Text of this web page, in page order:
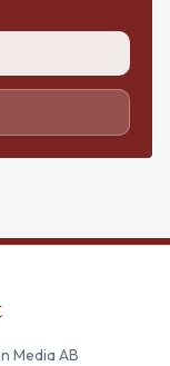
Media AB